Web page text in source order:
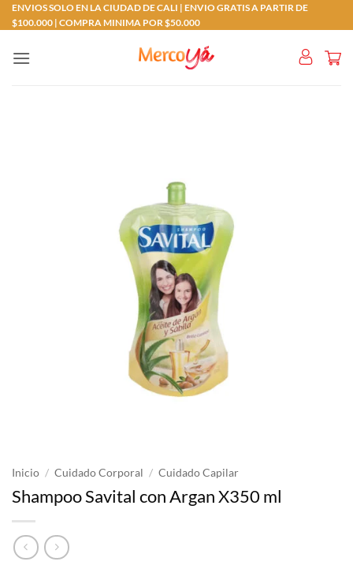
Saltar
al
ENVIOS SOLO EN LA CIUDAD DE CALI | ENVIO GRATIS A PARTIR DE
$100.000 | COMPRA MINIMA POR $50.000
Inicio / Cuidado Corporal / Cuidado Capilar
Shampoo Savital con Argan X350 ml